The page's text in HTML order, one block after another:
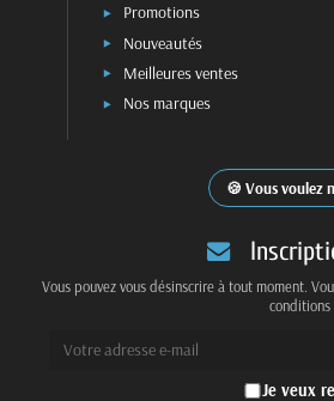
Promotions
Nouveautés
Meilleures ventes
Nos marques
Vous voulez
Vous pouvez vous désinscrire à tout moment.
Je veux